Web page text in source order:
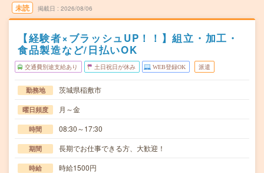
未読 掲載日 2026/08/06
【経験者×ブラッシュUP！！】組立・加工・
食品製造など/日払いOK
交通費別途支給あり 土日祝日が休み WEB登録OK 派遣
勤務地 茨城県稲敷市
曜日頻度 月～金
時間 08:30～17:30
期間 長期でお仕事できる方、大歓迎！
時給 時給1500円